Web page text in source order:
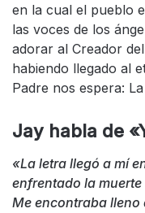
en la cual el pueblo
las voces de los
adorar al Creador
habiendo llegado al
Padre nos espera:
Jay habla de
«La letra llegó a mí
enfrentado la muerte
Me encontraba lleno